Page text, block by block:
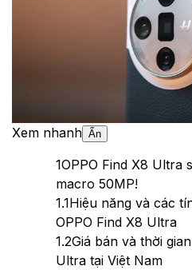
Xem nhanh Ẩn
1OPPO Find X8 Ultra
macro 50MP!
1.1Hiệu năng và các
OPPO Find X8 Ultra
1.2Giá bán và thời
Ultra tại Việt Nam